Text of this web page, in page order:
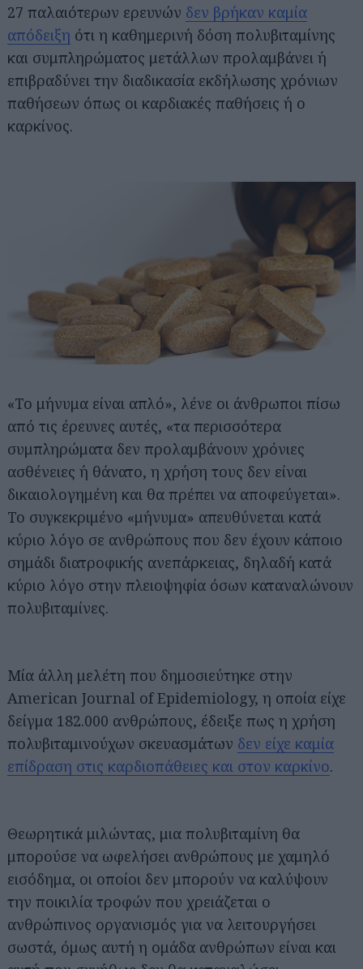
27 παλαιότερων ερευνών δεν βρήκαν καμία
απόδειξη ότι η καθημερινή δόση πολυβιταμίνης
και συμπληρώματος μετάλλων προλαμβάνει ή
επιβραδύνει την διαδικασία εκδήλωσης χρόνιων
παθήσεων όπως οι καρδιακές παθήσεις ή ο
καρκίνος.
«Το μήνυμα είναι απλό», λένε οι άνθρωποι πίσω
από τις έρευνες αυτές, «τα περισσότερα
συμπληρώματα δεν προλαμβάνουν χρόνιες
ασθένειες ή θάνατο, η χρήση τους δεν είναι
δικαιολογημένη και θα πρέπει να αποφεύγεται».
Το συγκεκριμένο «μήνυμα» απευθύνεται κατά
κύριο λόγο σε ανθρώπους που δεν έχουν κάποιο
σημάδι διατροφικής ανεπάρκειας, δηλαδή κατά
κύριο λόγο στην πλειοψηφία όσων καταναλώνουν
πολυβιταμίνες.
Μία άλλη μελέτη που δημοσιεύτηκε στην
American Journal of Epidemiology, η οποία είχε
δείγμα 182.000 ανθρώπους, έδειξε πως η χρήση
πολυβιταμινούχων σκευασμάτων δεν είχε καμία
επίδραση στις καρδιοπάθειες και στον καρκίνο.
Θεωρητικά μιλώντας, μια πολυβιταμίνη θα
μπορούσε να ωφελήσει ανθρώπους με χαμηλό
εισόδημα, οι οποίοι δεν μπορούν να καλύψουν
την ποικιλία τροφών που χρειάζεται ο
ανθρώπινος οργανισμός για να λειτουργήσει
σωστά, όμως αυτή η ομάδα ανθρώπων είναι και